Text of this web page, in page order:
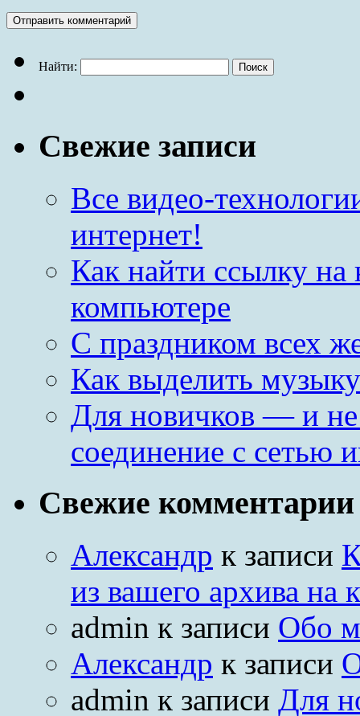
Найти:
Свежие записи
Все видео-
интернет!
Как найти ссылку на
компьютере
С праздником всех
Как выделить
Для новичков — и
соединение с сетью
Свежие комментарии
Александр к записи
из вашего архива на
admin к записи Обо
Александр к записи
admin к записи Для